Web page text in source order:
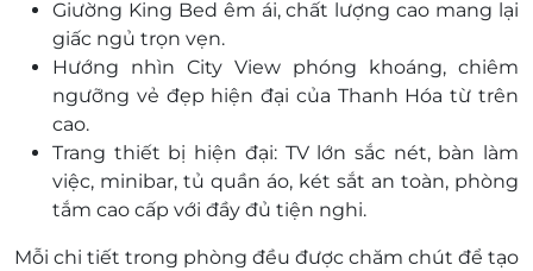
Văn phòng HCM: 028 6680 8757
Điều kiện hoãn/huỷ phòng:
Hủy trước 30 ngày miễn phí; tính phí dịch vụ
LifeLink.vn
Hủy phòng từ 15 ngày đến ngày khách đến
lưu trú 100% voucher. Không hủy, hoàn, thay
đổi các ngày cao điểm và Lễ Tết
Điều kiện khác:
Áp dụng 01 e-Voucher/e-Coupon cho 02
Giường King Bed êm ái, chất lượng cao mang lại
giấc ngủ trọn vẹn.
Hướng nhìn City View phóng khoáng, chiêm
ngưỡng vẻ đẹp hiện đại của Thanh Hóa từ trên
cao.
Trang thiết bị hiện đại: TV lớn sắc nét, bàn làm
việc, minibar, tủ quần áo, két sắt an toàn, phòng
tắm cao cấp với đầy đủ tiện nghi.
Mỗi chi tiết trong phòng đều được chăm chút để tạo